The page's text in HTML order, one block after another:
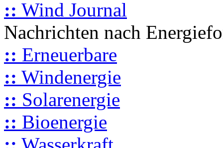
:: Wind Journal
Nachrichten nach
:: Erneuerbare
:: Windenergie
:: Solarenergie
:: Bioenergie